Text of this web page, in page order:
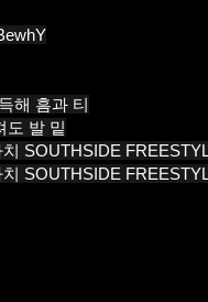
해 흠과 티
도 발 밑
SOUTHSIDE
SOUTHSIDE